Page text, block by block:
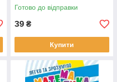
Готово до відправки
39 ₴
Купити